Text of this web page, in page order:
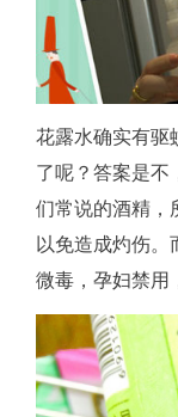
花露水确实有驱
了呢？答案是不
们常说的酒精，
以免造成灼伤
微毒，孕妇禁用